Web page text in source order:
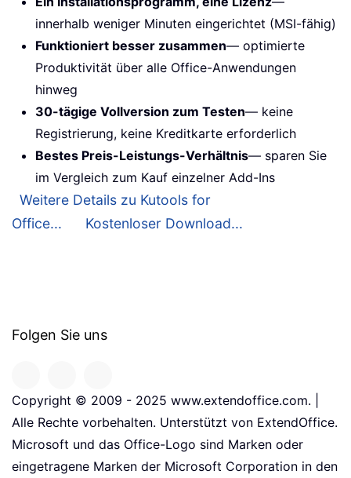
innerhalb weniger Minuten eingerichtet (MSI-fähig)
Funktioniert besser zusammen— optimierte
Produktivität über alle Office-Anwendungen
hinweg
30-tägige Vollversion zum Testen— keine
Registrierung, keine Kreditkarte erforderlich
Bestes Preis-Leistungs-Verhältnis— sparen Sie
im Vergleich zum Kauf einzelner Add-Ins
Weitere Details zu Kutools for
Office...
Kostenloser Download...
Folgen Sie uns
Copyright © 2009 - 2025 www.extendoffice.com. |
Alle Rechte vorbehalten. Unterstützt von ExtendOffice.
Microsoft und das Office-Logo sind Marken oder
eingetragene Marken der Microsoft Corporation in den